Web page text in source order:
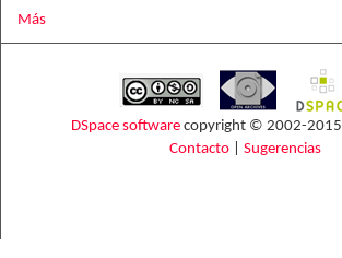
Más
DSpace software copyright © 2002-2015
Contacto| Sugerencias